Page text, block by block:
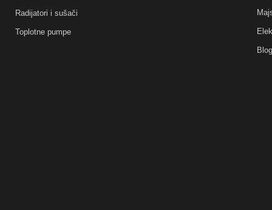
Radijatori i sušači
Toplotne pumpe
Blog